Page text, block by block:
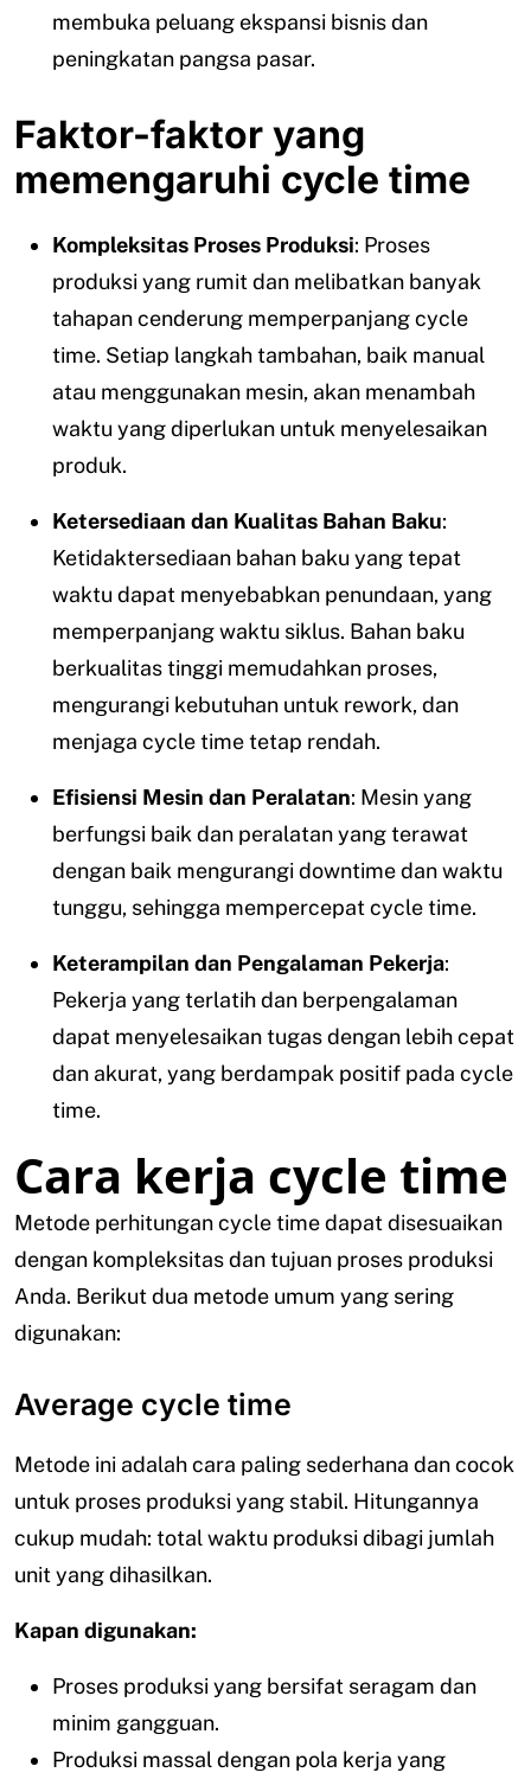
membuka peluang ekspansi bisnis dan
peningkatan pangsa pasar.
Faktor-faktor yang
memengaruhi cycle time
Kompleksitas Proses Produksi: Proses
produksi yang rumit dan melibatkan banyak
tahapan cenderung memperpanjang cycle
time. Setiap langkah tambahan, baik manual
atau menggunakan mesin, akan menambah
waktu yang diperlukan untuk menyelesaikan
produk.
Ketersediaan dan Kualitas Bahan Baku:
Ketidaktersediaan bahan baku yang tepat
waktu dapat menyebabkan penundaan, yang
memperpanjang waktu siklus. Bahan baku
berkualitas tinggi memudahkan proses,
mengurangi kebutuhan untuk rework, dan
menjaga cycle time tetap rendah.
Efisiensi Mesin dan Peralatan: Mesin yang
berfungsi baik dan peralatan yang terawat
dengan baik mengurangi downtime dan waktu
tunggu, sehingga mempercepat cycle time.
Keterampilan dan Pengalaman Pekerja:
Pekerja yang terlatih dan berpengalaman
dapat menyelesaikan tugas dengan lebih cepat
dan akurat, yang berdampak positif pada cycle
time.
Cara kerja cycle time
Metode perhitungan cycle time dapat disesuaikan
dengan kompleksitas dan tujuan proses produksi
Anda. Berikut dua metode umum yang sering
digunakan:
Average cycle time
Metode ini adalah cara paling sederhana dan cocok
untuk proses produksi yang stabil. Hitungannya
cukup mudah: total waktu produksi dibagi jumlah
unit yang dihasilkan.
Kapan digunakan:
Proses produksi yang bersifat seragam dan
minim gangguan.
Produksi massal dengan pola kerja yang